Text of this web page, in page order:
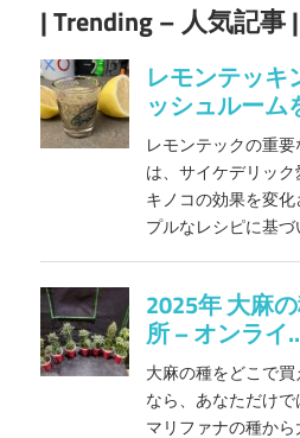
| Trending – 人気記事 |